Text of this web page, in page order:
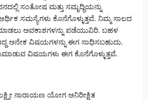
ಸಂತೋಷ ಮತ್ತು ಸಮೃದ್ಧಿಯನ್ನು
ಸಮಸ್ಯೆಗಳು ಕೊನೆಗೊಳ್ಳುತ್ತವೆ. ನಿಮ್ಮ ಸಾಲದ
ಅವಕಾಶಗಳನ್ನು ಪಡೆಯುವಿರಿ. ಬಹಳ
ಅನೇಕ ವಿಷಯಗಳನ್ನು ಈಗ ಸಾಧಿಸಬಹುದು.
ವಿಷಯಗಳು ಈಗ ಕೊನೆಗೊಳ್ಳುತ್ತವೆ.
ನಾರಾಯಣ ಯೋಗ ಅನಿರೀಕ್ಷಿತ